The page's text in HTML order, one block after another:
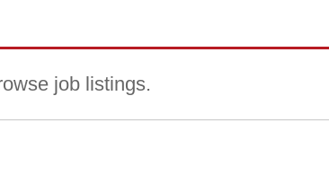
job listings.